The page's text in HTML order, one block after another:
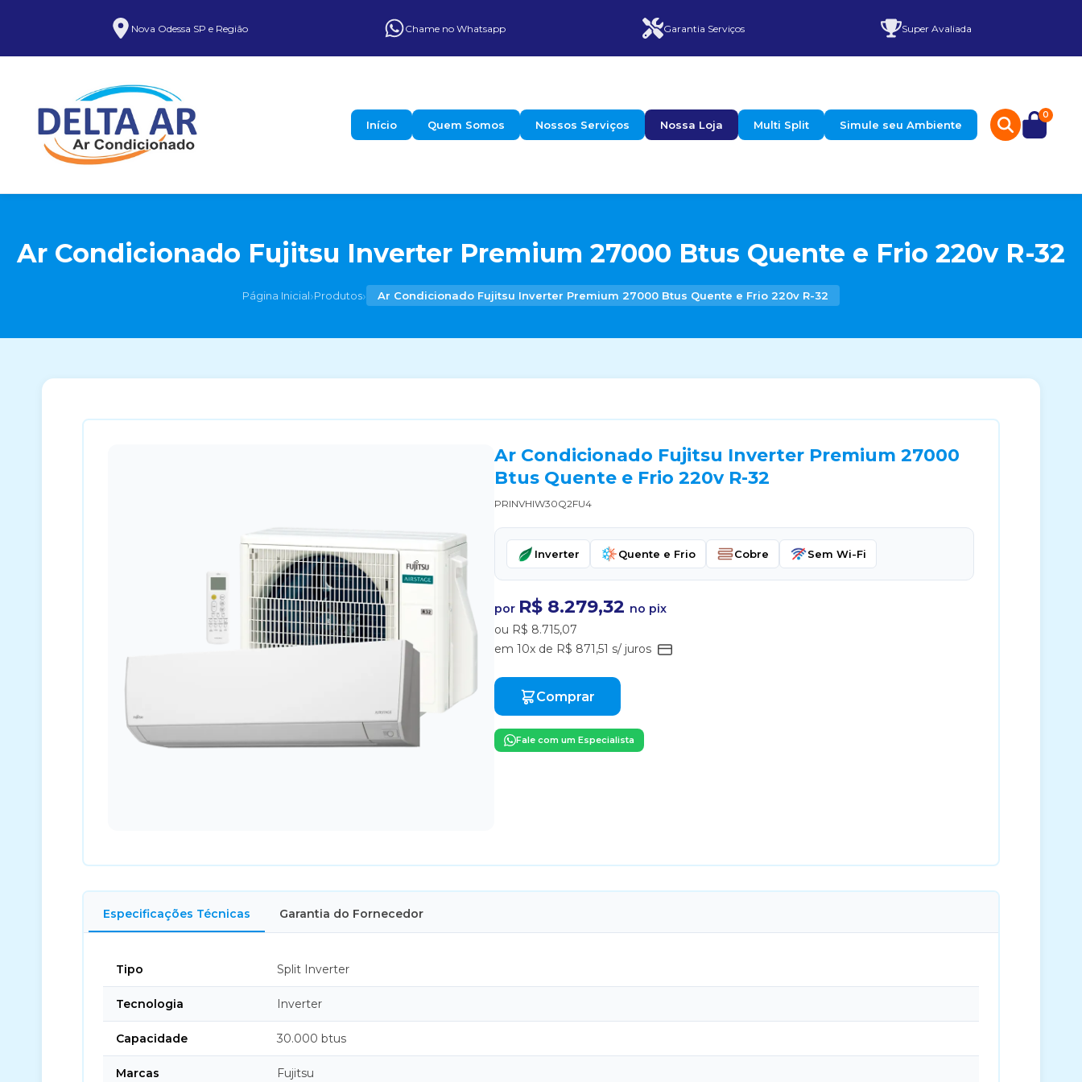
Nova Odessa SP e Região Chame no Whatsapp Garantia Serviços Super Avaliada
Início Quem Somos Nossos Serviços Nossa Loja Multi Split Simule seu Ambiente
0
Ar Condicionado Fujitsu Inverter Premium 27000 Btus Quente e Frio 220v R-32
Página Inicial›Produtos› Ar Condicionado Fujitsu Inverter Premium 27000 Btus Quente e Frio 220v R-32
Ar Condicionado Fujitsu Inverter Premium 27000
Btus Quente e Frio 220v R-32
PRINVHIW30Q2FU4
Inverter Quente e Frio Cobre Sem Wi-Fi
por R$ 8.279,32 no pix
ou R$ 8.715,07
em 10x de R$ 871,51 s/ juros
Comprar
Fale com um Especialista
Especificações Técnicas Garantia do Fornecedor
Tipo Split Inverter
Tecnologia Inverter
Capacidade 30.000 btus
Marcas Fujitsu